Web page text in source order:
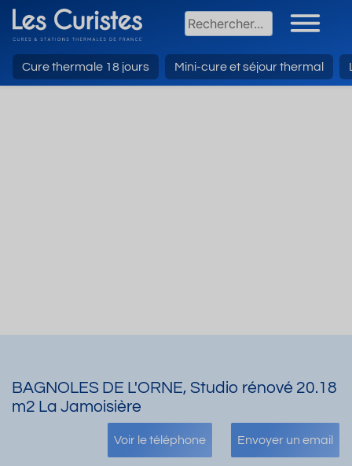
Cure thermale 18 jours Mini-cure et séjour thermal
BAGNOLES DE L'ORNE, Studio rénové 20.18
m2 La Jamoisière
Voir le téléphone Envoyer un email